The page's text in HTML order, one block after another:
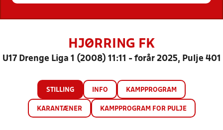
HJØRRING FK
U17 Drenge Liga 1 (2008) 11:11 - forår 2025, Pulje 401
STILLING INFO KAMPPROGRAM
KARANTÆNER KAMPPROGRAM FOR PULJE